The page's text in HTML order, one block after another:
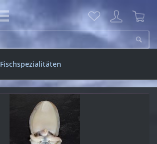
Fischspezialitäten